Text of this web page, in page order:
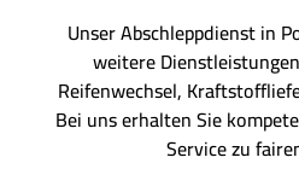
Unser Abschleppdienst in
weitere
Reifenwechsel,
Bei uns erhalten Sie
Service zu